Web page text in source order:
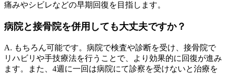
痛みやシビレなどの早期回復を目指します。
病院と接骨院を併用しても大丈夫ですか？
A. もちろん可能です。病院で検査や診断を受け、接骨院で
リハビリや手技療法を行うことで、より効果的に回復が進み
ます。また、4週に一回は病院にて診察を受けないと治療を